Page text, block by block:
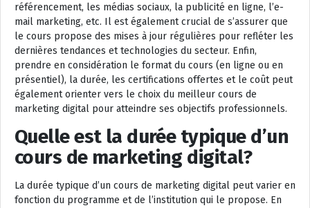
référencement, les médias sociaux, la publicité en ligne, l’e-
mail marketing, etc. Il est également crucial de s’assurer que
le cours propose des mises à jour régulières pour refléter les
dernières tendances et technologies du secteur. Enfin,
prendre en considération le format du cours (en ligne ou en
présentiel), la durée, les certifications offertes et le coût peut
également orienter vers le choix du meilleur cours de
marketing digital pour atteindre ses objectifs professionnels.
Quelle est la durée typique d’un
cours de marketing digital?
La durée typique d’un cours de marketing digital peut varier en
fonction du programme et de l’institution qui le propose. En